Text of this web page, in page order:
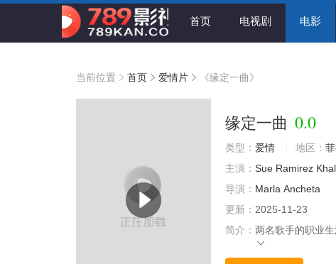
首页 电视剧 电影
当前位置 首页 爱情片 《缘定一曲》
缘定一曲 0.0
类型： 爱情 地区：
主演： Sue Ramirez
导演： Marla Ancheta
更新： 2025-11-23
简介： 两名歌手的职业